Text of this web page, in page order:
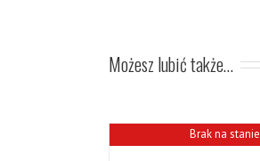
Możesz lubić także…
Brak na stanie